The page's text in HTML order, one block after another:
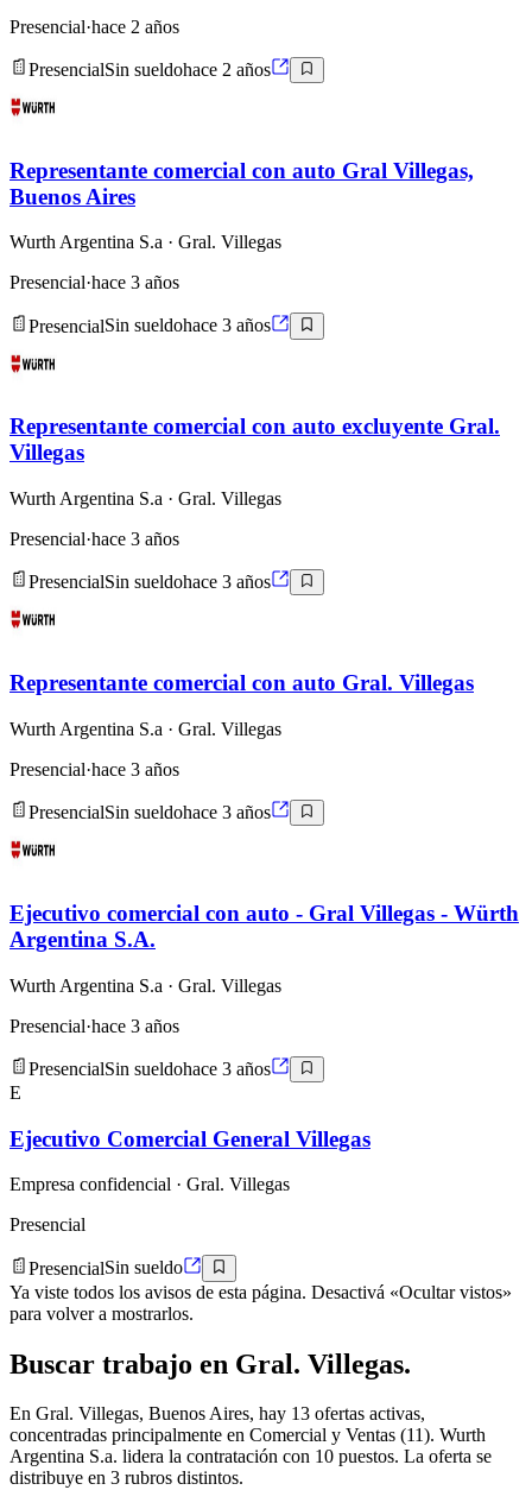
Presencial·hace 2 años
PresencialSin sueldohace 2 años
Representante comercial con auto Gral Villegas,
Buenos Aires
Wurth Argentina S.a · Gral. Villegas
Presencial·hace 3 años
PresencialSin sueldohace 3 años
Representante comercial con auto excluyente Gral.
Villegas
Wurth Argentina S.a · Gral. Villegas
Presencial·hace 3 años
PresencialSin sueldohace 3 años
Representante comercial con auto Gral. Villegas
Wurth Argentina S.a · Gral. Villegas
Presencial·hace 3 años
PresencialSin sueldohace 3 años
Ejecutivo comercial con auto - Gral Villegas - Würth
Argentina S.A.
Wurth Argentina S.a · Gral. Villegas
Presencial·hace 3 años
PresencialSin sueldohace 3 años
E
Ejecutivo Comercial General Villegas
Empresa confidencial · Gral. Villegas
Presencial
PresencialSin sueldo
Ya viste todos los avisos de esta página. Desactivá «Ocultar vistos»
para volver a mostrarlos.
Buscar trabajo en Gral. Villegas.
En Gral. Villegas, Buenos Aires, hay 13 ofertas activas,
concentradas principalmente en Comercial y Ventas (11). Wurth
Argentina S.a. lidera la contratación con 10 puestos. La oferta se
distribuye en 3 rubros distintos.